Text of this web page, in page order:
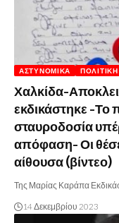
ΑΣΤΥΝΟΜΙΚΆ ΠΟΛΙΤΙΚΉ
Χαλκίδα-
εκδικάστηκε -
σταυροδοσία
απόφαση- Οι
αίθουσα (βίντεο)
Της Μαρίας Καράπα
14 Δεκεμβρίου 2023